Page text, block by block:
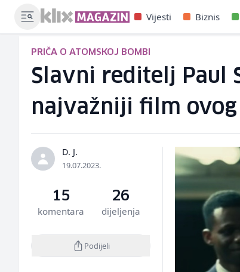
Vijesti Biznis
PRIČA O ATOMSKOJ BOMBI
Slavni reditelj Paul
najvažniji film ovog
D. J.
19.07.2023.
15
komentara
26
dijeljenja
Podijeli